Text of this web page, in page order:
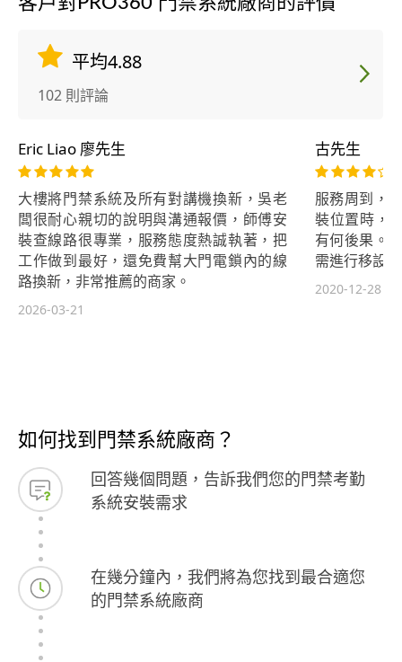
平均4.88
102 則評論
Eric Liao 廖先生
大樓將門禁系統及所有對講機換新，吳老
闆很耐心親切的說明與溝通報價，師傅安
裝查線路很專業，服務態度熱誠執著，把
工作做到最好，還免費幫大門電鎖內的線
路換新，非常推薦的商家。
2026-03-21
古先生
服務周到，
裝位置時，
有何後果。
需進行移設
2020-12-28
如何找到門禁系統廠商？
回答幾個問題，告訴我們您的門禁考勤
系統安裝需求
在幾分鐘內，我們將為您找到最合適您
的門禁系統廠商